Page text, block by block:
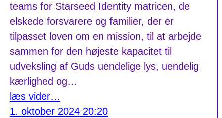
teams for Starseed Identity matricen, de
elskede forsvarere og familier, der er
tilpasset loven om en mission, til at arbejde
sammen for den højeste kapacitet til
udveksling af Guds uendelige lys, uendelig
kærlighed og…
læs vider…
1. oktober 2024 20:20